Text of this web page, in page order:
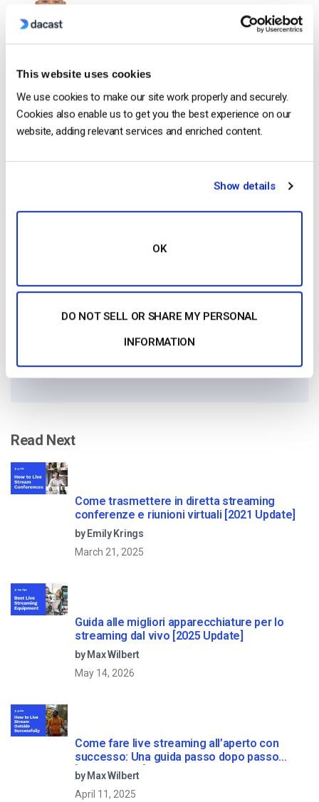
This website uses cookies
We use cookies to make our site work properly and securely.
Cookies also enable us to get you the best experience on our
website, adding relevant services and enriched content.
Show details
OK
DO NOT SELL OR SHARE MY PERSONAL
INFORMATION
Jose is a part of the Dacast Customer
Onboarding team and started working with
experience in customer
Start streaming immediately
No credit card required
10 GB of bandwidth
Read Next
Come trasmettere in diretta streaming
conferenze e riunioni virtuali [2021 Update]
by Emily Krings
March 21, 2025
Guida alle migliori apparecchiature per lo
streaming dal vivo [2025 Update]
by Max Wilbert
May 14, 2026
Come fare live streaming all’aperto con
successo: Una guida passo dopo passo
[2021 Update]
by Max Wilbert
April 11, 2025